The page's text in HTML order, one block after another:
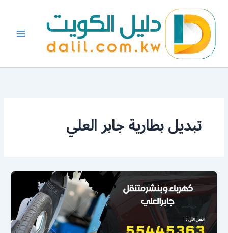
المحتوى
تبديل بطارية جابر العلي